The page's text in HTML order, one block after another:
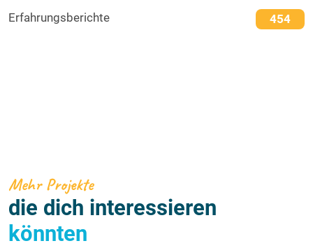
Erfahrungsberichte 454
Mehr Projekte
die dich interessieren
könnten